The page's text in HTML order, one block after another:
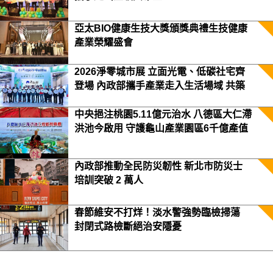
亞太BIO健康生技大獎頒獎典禮生技健康
產業榮耀盛會
2026淨零城市展 立面光電、低碳社宅齊
登場 內政部攜手產業走入生活場域 共築
中央挹注桃園5.11億元治水 八德區大仁滯
洪池今啟用 守護龜山產業園區6千億產值
內政部推動全民防災韌性 新北市防災士
培訓突破 2 萬人
春節維安不打烊！淡水警強勢臨檢掃蕩
封閉式路檢斷絕治安隱憂